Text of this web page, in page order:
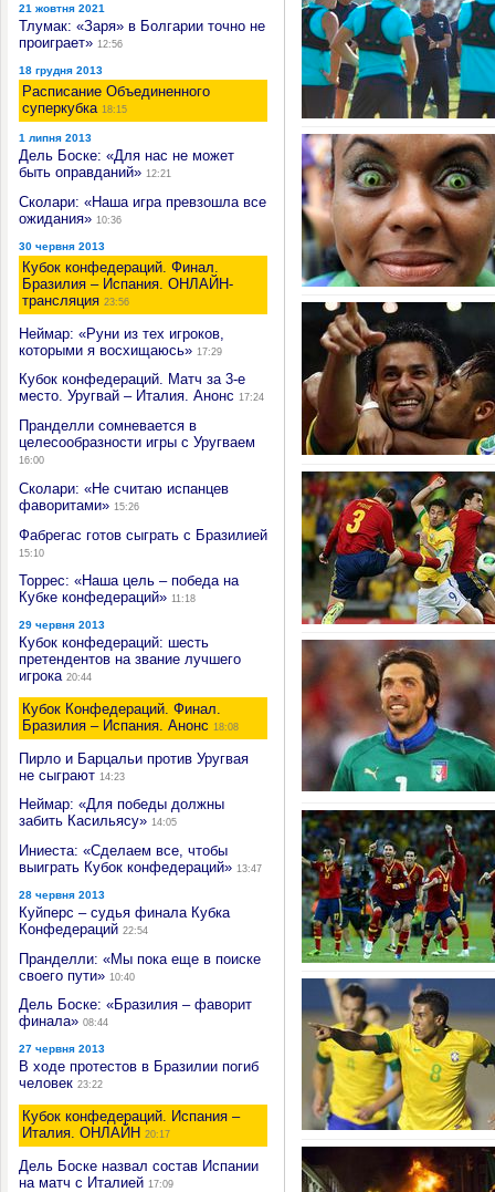
21 жовтня 2021
Тлумак: «Заря» в Болгарии точно не
проиграет» 12:56
18 грудня 2013
Расписание Объединенного
суперкубка 18:15
1 липня 2013
Дель Боске: «Для нас не может
быть оправданий» 12:21
Сколари: «Наша игра превзошла все
ожидания» 10:36
30 червня 2013
Кубок конфедераций. Финал.
Бразилия – Испания. ОНЛАЙН-
трансляция 23:56
Неймар: «Руни из тех игроков,
которыми я восхищаюсь» 17:29
Кубок конфедераций. Матч за 3-е
место. Уругвай – Италия. Анонс 17:24
Пранделли сомневается в
целесообразности игры с Уругваем
16:00
Сколари: «Не считаю испанцев
фаворитами» 15:26
Фабрегас готов сыграть с Бразилией
15:10
Торрес: «Наша цель – победа на
Кубке конфедераций» 11:18
29 червня 2013
Кубок конфедераций: шесть
претендентов на звание лучшего
игрока 20:44
Кубок Конфедераций. Финал.
Бразилия – Испания. Анонс 18:08
Пирло и Барцальи против Уругвая
не сыграют 14:23
Неймар: «Для победы должны
забить Касильясу» 14:05
Иниеста: «Сделаем все, чтобы
выиграть Кубок конфедераций» 13:47
28 червня 2013
Куйперс – судья финала Кубка
Конфедераций 22:54
Пранделли: «Мы пока еще в поиске
своего пути» 10:40
Дель Боске: «Бразилия – фаворит
финала» 08:44
27 червня 2013
В ходе протестов в Бразилии погиб
человек 23:22
Кубок конфедераций. Испания –
Италия. ОНЛАЙН 20:17
Дель Боске назвал состав Испании
на матч с Италией 17:09